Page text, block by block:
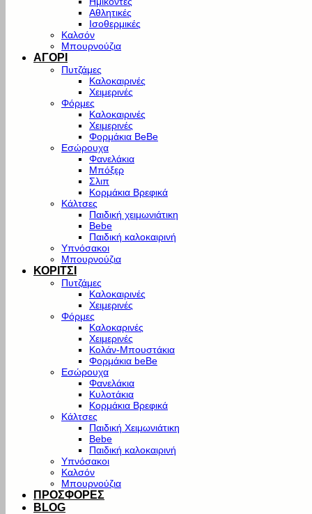
Αθλητικές
Ισοθερμικές
Καλσόν
Μπουρνούζια
ΑΓΟΡΙ
Πυτζάμες
Καλοκαιρινές
Χειμερινές
Φόρμες
Καλοκαιρινές
Χειμερινές
Φορμάκια BeBe
Εσώρουχα
Φανελάκια
Μπόξερ
Σλιπ
Κορμάκια Βρεφικά
Κάλτσες
Παιδική χειμωνιάτικη
Bebe
Παιδική καλοκαιρινή
Υπνόσακοι
Μπουρνούζια
ΚΟΡΙΤΣΙ
Πυτζάμες
Καλοκαιρινές
Χειμερινές
Φόρμες
Καλοκαρινές
Χειμερινές
Κολάν-Μπουστάκια
Φορμάκια beBe
Εσώρουχα
Φανελάκια
Κυλοτάκια
Κορμάκια Βρεφικά
Κάλτσες
Παιδική Χειμωνιάτικη
Bebe
Παιδική καλοκαιρινή
Υπνόσακοι
Καλσόν
Μπουρνούζια
ΠΡΟΣΦΟΡΕΣ
BLOG